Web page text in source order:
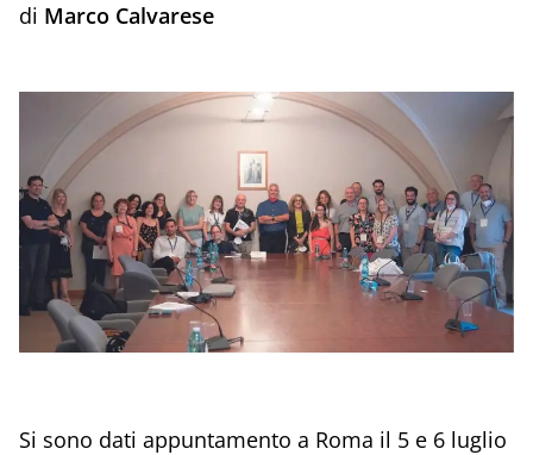
di Marco Calvarese
Si sono dati appuntamento a Roma il 5 e 6 luglio